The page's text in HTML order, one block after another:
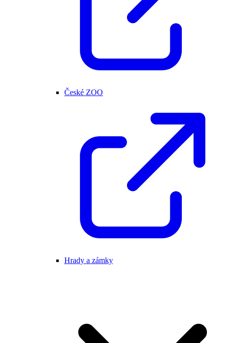
České ZOO
Hrady a zámky